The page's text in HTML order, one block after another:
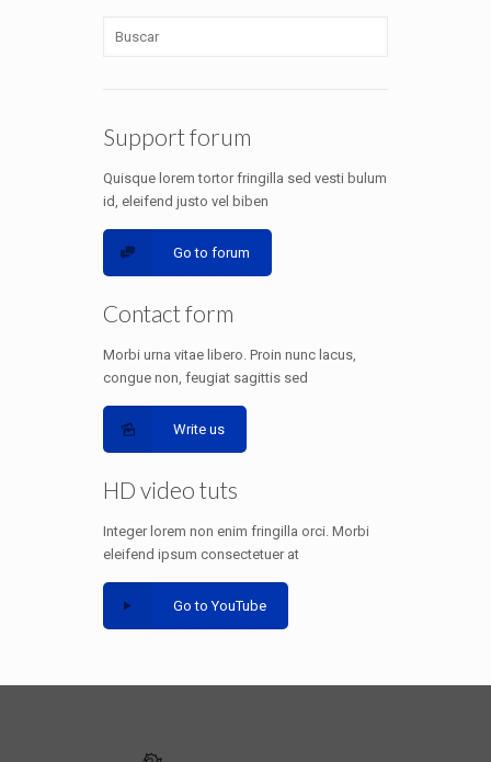
Support forum
Quisque lorem tortor fringilla sed vesti bulum
id, eleifend justo vel biben
Go to forum
Contact form
Morbi urna vitae libero. Proin nunc lacus,
congue non, feugiat sagittis sed
Write us
HD video tuts
Integer lorem non enim fringilla orci. Morbi
eleifend ipsum consectetuer at
Go to YouTube